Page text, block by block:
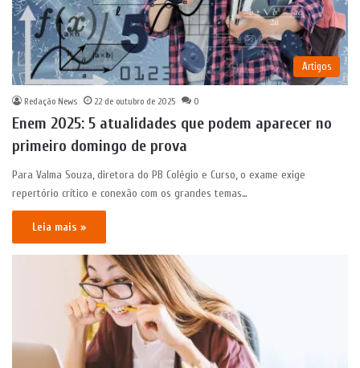
Artigos
Redação News 22 de outubro de 2025 0
Enem 2025: 5 atualidades que podem aparecer no
primeiro domingo de prova
Para Valma Souza, diretora do PB Colégio e Curso, o exame exige
repertório crítico e conexão com os grandes temas…
Leia mais »